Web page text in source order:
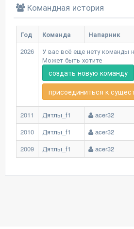
Командная история
Год Команда Напарник
2026
У вас всё еще нету команды
Может быть хотите
создать новую команду
присоединиться к
2011 Дятлы_f1 acer32
2010
Дятлы_f1 acer32
2009
Дятлы_f1 acer32